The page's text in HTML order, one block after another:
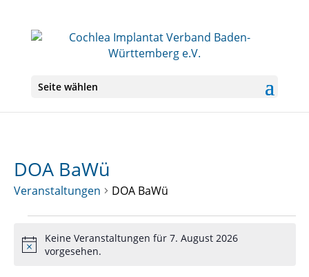
Seite wählen
DOA BaWü
Veranstaltungen DOA BaWü
für
7.
Hinweis
Keine Veranstaltungen für 7. August 2026
vorgesehen.